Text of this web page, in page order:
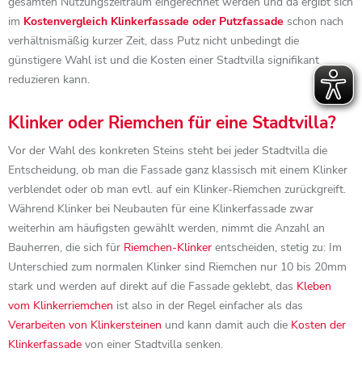
im Kostenvergleich Klinkerfassade oder Putzfassade schon nach
verhältnismäßig kurzer Zeit, dass Putz nicht unbedingt die
günstigere Wahl ist und die Kosten einer Stadtvilla signifikant
reduzieren kann.
Klinker oder Riemchen für eine Stadtvilla?
Vor der Wahl des konkreten Steins steht bei jeder Stadtvilla die
Entscheidung, ob man die Fassade ganz klassisch mit einem Klinker
verblendet oder ob man evtl. auf ein Klinker-Riemchen zurückgreift.
Während Klinker bei Neubauten für eine Klinkerfassade zwar
weiterhin am häufigsten gewählt werden, nimmt die Anzahl an
Bauherren, die sich für Riemchen-Klinker entscheiden, stetig zu: Im
Unterschied zum normalen Klinker sind Riemchen nur 10 bis 20mm
stark und werden auf direkt auf die Fassade geklebt, das Kleben
vom Klinkerriemchen ist also in der Regel einfacher als das
Verarbeiten von Klinkersteinen und kann damit auch die Kosten der
Klinkerfassade von einer Stadtvilla senken.